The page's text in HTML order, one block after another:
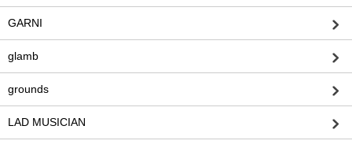
GARNI
glamb
grounds
LAD MUSICIAN